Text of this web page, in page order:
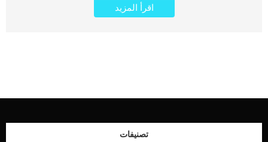
نوم البشر بنسبة 30% لكن الكلاب تقضي أوقات استيقاظها في الحركة الدائمة. سواء في
اللعب أو الأكل أو المشي في أرجاء المنزل أو ربما في الجلوس لمراقبة البيئة المحيطة بها.
اقرأ المزيد
تصنيفات